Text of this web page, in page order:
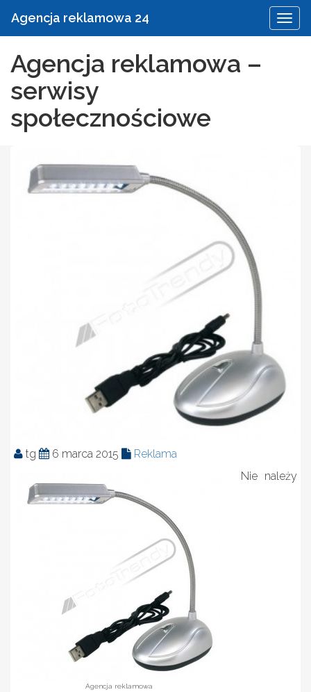
Agencja reklamowa 24
Agencja reklamowa –
serwisy
społecznościowe
tg 6 marca 2015 Reklama
Agencja reklamowa
Nie należy